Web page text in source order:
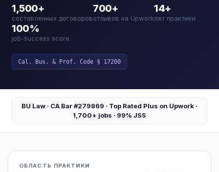
1,500+
составленных договоров
700+
отзывов на Upwork
14+
лет практики
100%
job-success score
Cal. Bus. & Prof. Code § 17200
BU Law · CA Bar #279869 · Top Rated Plus on Upwork ·
1,700+ jobs · 99% JSS
ОБЛАСТЬ ПРАКТИКИ